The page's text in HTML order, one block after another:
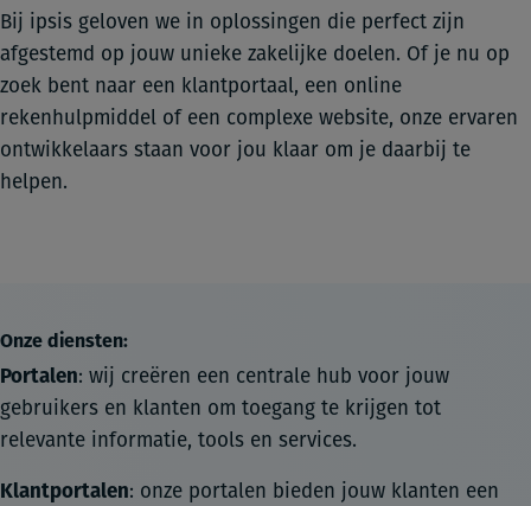
Bij ipsis geloven we in oplossingen die perfect zijn
afgestemd op jouw unieke zakelijke doelen. Of je nu op
zoek bent naar een klantportaal, een online
rekenhulpmiddel of een complexe website, onze ervaren
ontwikkelaars staan voor jou klaar om je daarbij te
helpen.
Onze diensten:
Portalen: wij creëren een centrale hub voor jouw
gebruikers en klanten om toegang te krijgen tot
relevante informatie, tools en services.
Klantportalen: onze portalen bieden jouw klanten een